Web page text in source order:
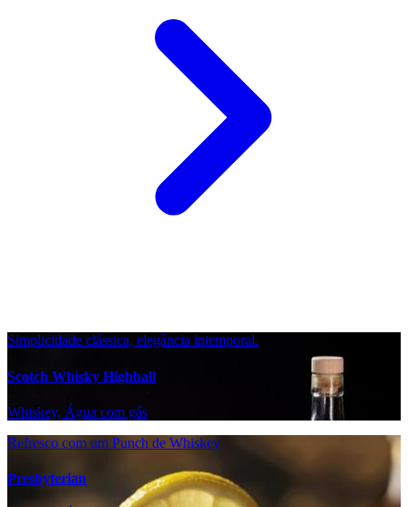
Simplicidade clássica, elegância intemporal.
Scotch Whisky Highball
Whiskey, Água com gás
Refresco com um Punch de Whiskey
Presbyterian